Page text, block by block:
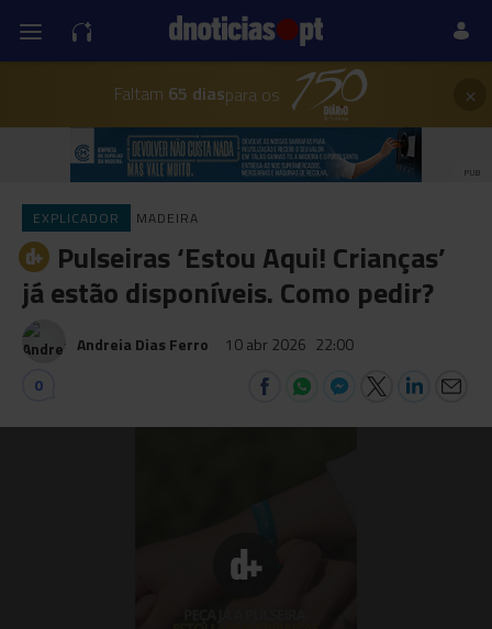
Faltam 65 diaspara os ×
PUB
EXPLICADOR MADEIRA
Pulseiras ‘Estou Aqui! Crianças’
já estão disponíveis. Como pedir?
Andreia Dias Ferro 10 abr 2026 22:00
0